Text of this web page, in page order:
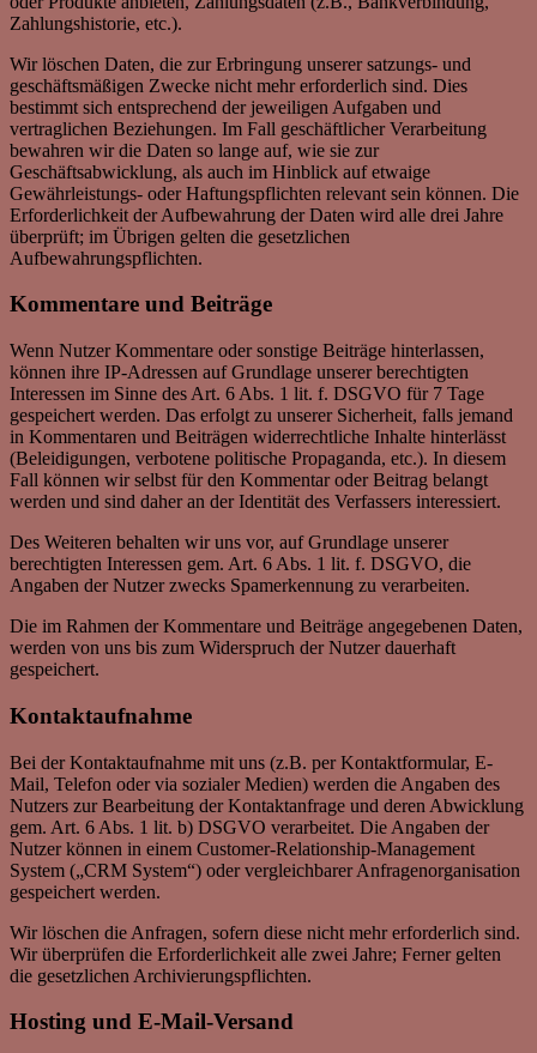
Zahlungshistorie, etc.).
Wir löschen Daten, die zur Erbringung unserer satzungs- und
geschäftsmäßigen Zwecke nicht mehr erforderlich sind. Dies
bestimmt sich entsprechend der jeweiligen Aufgaben und
vertraglichen Beziehungen. Im Fall geschäftlicher Verarbeitung
bewahren wir die Daten so lange auf, wie sie zur
Geschäftsabwicklung, als auch im Hinblick auf etwaige
Gewährleistungs- oder Haftungspflichten relevant sein können. Die
Erforderlichkeit der Aufbewahrung der Daten wird alle drei Jahre
überprüft; im Übrigen gelten die gesetzlichen
Aufbewahrungspflichten.
Kommentare und Beiträge
Wenn Nutzer Kommentare oder sonstige Beiträge hinterlassen,
können ihre IP-Adressen auf Grundlage unserer berechtigten
Interessen im Sinne des Art. 6 Abs. 1 lit. f. DSGVO für 7 Tage
gespeichert werden. Das erfolgt zu unserer Sicherheit, falls jemand
in Kommentaren und Beiträgen widerrechtliche Inhalte hinterlässt
(Beleidigungen, verbotene politische Propaganda, etc.). In diesem
Fall können wir selbst für den Kommentar oder Beitrag belangt
werden und sind daher an der Identität des Verfassers interessiert.
Des Weiteren behalten wir uns vor, auf Grundlage unserer
berechtigten Interessen gem. Art. 6 Abs. 1 lit. f. DSGVO, die
Angaben der Nutzer zwecks Spamerkennung zu verarbeiten.
Die im Rahmen der Kommentare und Beiträge angegebenen Daten,
werden von uns bis zum Widerspruch der Nutzer dauerhaft
gespeichert.
Kontaktaufnahme
Bei der Kontaktaufnahme mit uns (z.B. per Kontaktformular, E-
Mail, Telefon oder via sozialer Medien) werden die Angaben des
Nutzers zur Bearbeitung der Kontaktanfrage und deren Abwicklung
gem. Art. 6 Abs. 1 lit. b) DSGVO verarbeitet. Die Angaben der
Nutzer können in einem Customer-Relationship-Management
System („CRM System“) oder vergleichbarer Anfragenorganisation
gespeichert werden.
Wir löschen die Anfragen, sofern diese nicht mehr erforderlich sind.
Wir überprüfen die Erforderlichkeit alle zwei Jahre; Ferner gelten
die gesetzlichen Archivierungspflichten.
Hosting und E-Mail-Versand